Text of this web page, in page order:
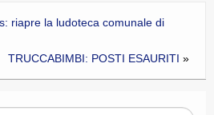
riapre la ludoteca comunale di
TRUCCABIMBI: POSTI ESAURITI »